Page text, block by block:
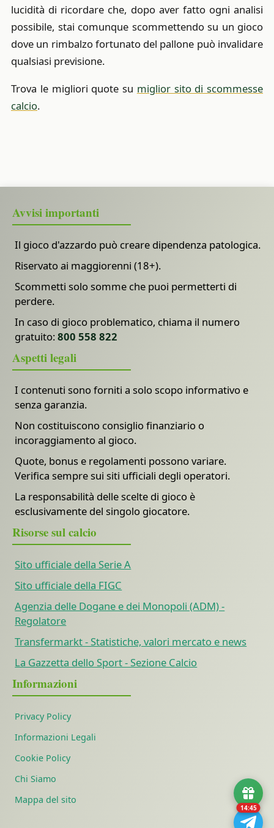
lucidità di ricordare che, dopo aver fatto ogni analisi
possibile, stai comunque scommettendo su un gioco
dove un rimbalzo fortunato del pallone può invalidare
qualsiasi previsione.
Trova le migliori quote su miglior sito di scommesse
calcio.
14:44
Avvisi importanti
Il gioco d'azzardo può creare dipendenza patologica.
Riservato ai maggiorenni (18+).
Scommetti solo somme che puoi permetterti di
perdere.
In caso di gioco problematico, chiama il numero
gratuito:800 558 822
Aspetti legali
I contenuti sono forniti a solo scopo informativo e
senza garanzia.
Non costituiscono consiglio finanziario o
incoraggiamento al gioco.
Quote, bonus e regolamenti possono variare.
Verifica sempre sui siti ufficiali degli operatori.
La responsabilità delle scelte di gioco è
esclusivamente del singolo giocatore.
Risorse sul calcio
Sito ufficiale della Serie A
Sito ufficiale della FIGC
Agenzia delle Dogane e dei Monopoli (ADM) -
Regolatore
Transfermarkt - Statistiche, valori mercato e news
La Gazzetta dello Sport - Sezione Calcio
Informazioni
Privacy Policy
Informazioni Legali
Cookie Policy
Chi Siamo
Mappa del sito